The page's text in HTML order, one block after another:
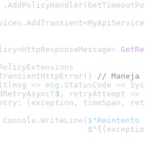
// Maneja
=> msg.StatusCode ==
3 , retryAttempt =>
(exception, timeSpan,
$"Reintento
$"